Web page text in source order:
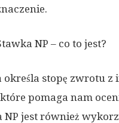
NP – co to jest?
stopę zwrotu
pomaga nam
jest również